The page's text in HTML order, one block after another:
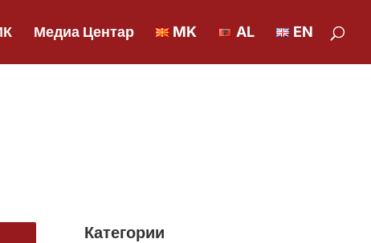
Медиа Центар MK AL EN
Категории